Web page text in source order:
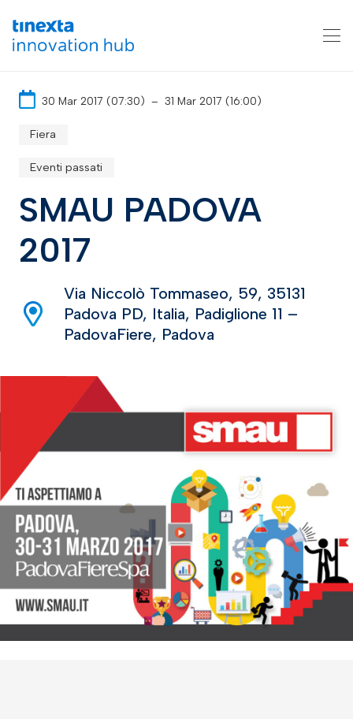
30 Mar 2017 (07:30) – 31 Mar 2017 (16:00)
Fiera
Eventi passati
SMAU PADOVA
2017
Via Niccolò Tommaseo, 59, 35131
Padova PD, Italia, Padiglione 11 –
PadovaFiere, Padova